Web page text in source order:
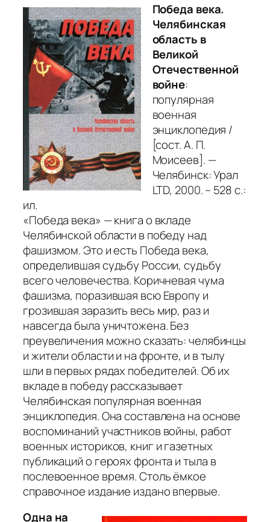
Победа века.
Челябинская
область в
Великой
Отечественной
войне:
популярная
военная
энциклопедия /
[сост. А. П.
Моисеев]. —
Челябинск: Урал
LTD, 2000. – 528 с.:
ил.
«Победа века» — книга о вкладе
Челябинской области в победу над
фашизмом. Это и есть Победа века,
определившая судьбу России, судьбу
всего человечества. Коричневая чума
фашизма, поразившая всю Европу и
грозившая заразить весь мир, раз и
навсегда была уничтожена. Без
преувеличения можно сказать: челябинцы
и жители области и на фронте, и в тылу
шли в первых рядах победителей. Об их
вкладе в победу рассказывает
Челябинская популярная военная
энциклопедия. Она составлена на основе
воспоминаний участников войны, работ
военных историков, книг и газетных
публикаций о героях фронта и тыла в
послевоенное время. Столь ёмкое
справочное издание издано впервые.
Одна на